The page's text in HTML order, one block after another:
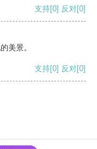
支持[0] 反对[0]
美景。
支持[0] 反对[0]